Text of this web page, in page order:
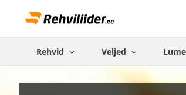
Rehvid Veljed